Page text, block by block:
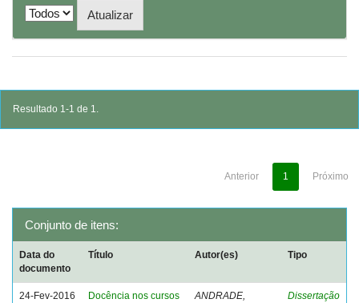
Resultado 1-1 de 1.
Anterior 1 Próximo
Conjunto de itens:
Data do
documento
Título Autor(es) Tipo
24-Fev-2016
Docência nos cursos
ANDRADE,
Dissertação